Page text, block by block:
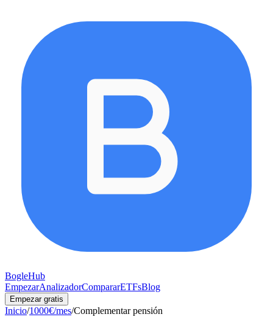
BogleHub
EmpezarAnalizadorCompararETFsBlog
Empezar gratis
Inicio/1000€/mes/Complementar pensión